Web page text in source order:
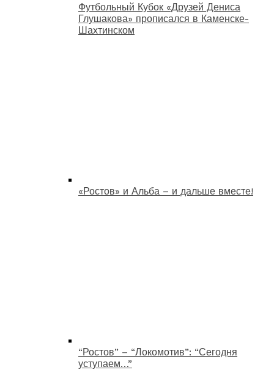
Футбольный Кубок «Друзей Дениса
Глушакова» прописался в Каменске-
Шахтинском
«Ростов» и Альба – и дальше вместе!
“Ростов” – “Локомотив”: “Сегодня
уступаем…”